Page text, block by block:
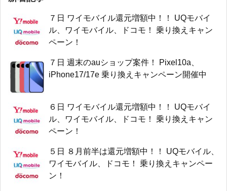
７日 ワイモバイル還元増額中！！ UQモバイ
ル、ワイモバイル、ドコモ！ 乗り換えキャン
ペーン！
７日 週末のauショップ案件！ Pixel10a、
iPhone17/17e 乗り換えキャンペーン開催中
６日 ワイモバイル還元増額中！！ UQモバイ
ル、ワイモバイル、ドコモ！ 乗り換えキャン
ペーン！
５日 ８月前半は還元増額中！！ UQモバイル、
ワイモバイル、ドコモ！ 乗り換えキャンペー
ン！